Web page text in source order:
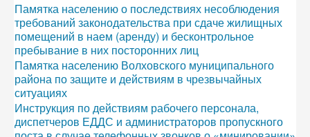
Памятка населению о последствиях несоблюдения
требований законодательства при сдаче жилищных
помещений в наем (аренду) и бесконтрольное
пребывание в них посторонних лиц
Памятка населению Волховского муниципального
района по защите и действиям в чрезвычайных
ситуациях
Инструкция по действиям рабочего персонала,
диспетчеров ЕДДС и администраторов пропускного